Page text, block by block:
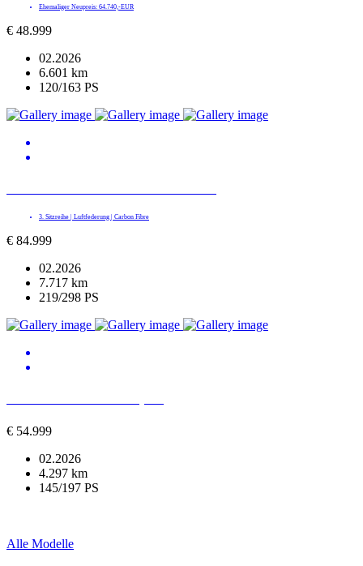
Ehemaliger Neupreis: 64.740,-EUR
€ 48.999
02.2026
6.601 km
120/163 PS
3. Sitzreihe | Luftfederung | Carbon Fibre
€ 84.999
02.2026
7.717 km
219/298 PS
€ 54.999
02.2026
4.297 km
145/197 PS
Alle Modelle